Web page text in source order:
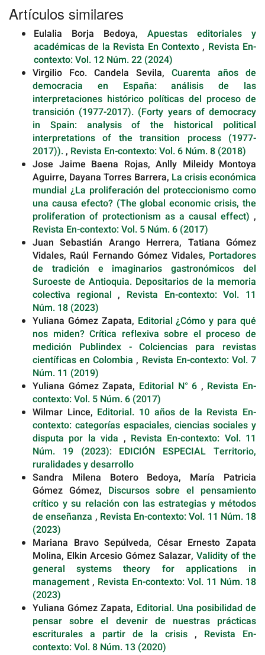
Artículos similares
Eulalia Borja Bedoya, Apuestas editoriales y
académicas de la Revista En Contexto, Revista En-
contexto: Vol. 12 Núm. 22 (2024)
Virgilio Fco. Candela Sevila, Cuarenta años de
democracia en España: análisis de las
interpretaciones histórico políticas del proceso de
transición (1977-2017). (Forty years of democracy
in Spain: analysis of the historical political
interpretations of the transition process (1977-
2017))., Revista En-contexto: Vol. 6 Núm. 8 (2018)
Jose Jaime Baena Rojas, Anlly Mileidy Montoya
Aguirre, Dayana Torres Barrera, La crisis económica
mundial ¿La proliferación del proteccionismo como
una causa efecto? (The global economic crisis, the
proliferation of protectionism as a causal effect) ,
Revista En-contexto: Vol. 5 Núm. 6 (2017)
Juan Sebastián Arango Herrera, Tatiana Gómez
Vidales, Raúl Fernando Gómez Vidales, Portadores
de tradición e imaginarios gastronómicos del
Suroeste de Antioquia. Depositarios de la memoria
colectiva regional, Revista En-contexto: Vol. 11
Núm. 18 (2023)
Yuliana Gómez Zapata, Editorial ¿Cómo y para qué
nos miden? Crítica reflexiva sobre el proceso de
medición Publindex - Colciencias para revistas
científicas en Colombia, Revista En-contexto: Vol. 7
Núm. 11 (2019)
Yuliana Gómez Zapata, Editorial N° 6 , Revista En-
contexto: Vol. 5 Núm. 6 (2017)
Wilmar Lince, Editorial. 10 años de la Revista En-
contexto: categorías espaciales, ciencias sociales y
disputa por la vida , Revista En-contexto: Vol. 11
Núm. 19 (2023): EDICIÓN ESPECIAL Territorio,
ruralidades y desarrollo
Sandra Milena Botero Bedoya, María Patricia
Gómez Gómez, Discursos sobre el pensamiento
crítico y su relación con las estrategias y métodos
de enseñanza , Revista En-contexto: Vol. 11 Núm. 18
(2023)
Mariana Bravo Sepúlveda, César Ernesto Zapata
Molina, Elkin Arcesio Gómez Salazar, Validity of the
general systems theory for applications in
management , Revista En-contexto: Vol. 11 Núm. 18
(2023)
Yuliana Gómez Zapata, Editorial. Una posibilidad de
pensar sobre el devenir de nuestras prácticas
escriturales a partir de la crisis , Revista En-
contexto: Vol. 8 Núm. 13 (2020)